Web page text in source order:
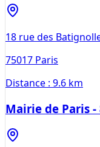
18 rue des
75017 Paris
Distance : 9.6 km
Mairie de Paris